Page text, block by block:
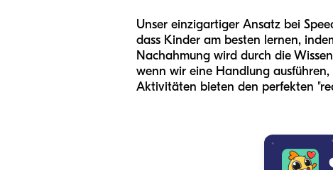
Unser einzigartiger Ansatz bei
dass Kinder am besten lernen,
Nachahmung wird durch die
wenn wir eine Handlung
Aktivitäten bieten den perfekten